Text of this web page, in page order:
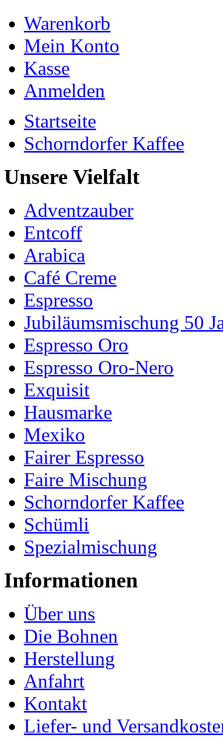
Warenkorb
Mein Konto
Kasse
Anmelden
Startseite
Schorndorfer Kaffee
Unsere Vielfalt
Adventzauber
Entcoff
Arabica
Café Creme
Espresso
Jubiläumsmischung 50
Espresso Oro
Espresso Oro-Nero
Exquisit
Hausmarke
Mexiko
Fairer Espresso
Faire Mischung
Schorndorfer Kaffee
Schümli
Spezialmischung
Informationen
Über uns
Die Bohnen
Herstellung
Anfahrt
Kontakt
Liefer- und